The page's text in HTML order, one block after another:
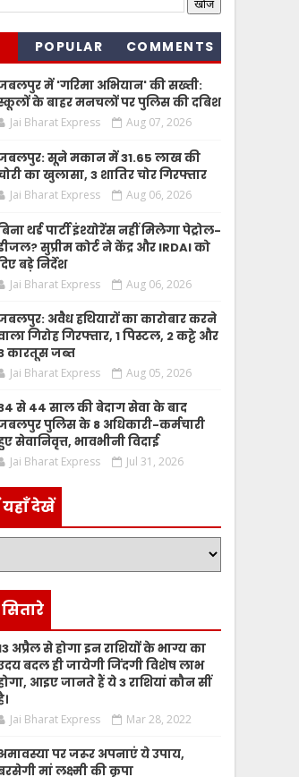
POPULAR COMMENTS
में 'गरिमा अभियान' की सख्ती:
के बाहर मनचलों पर पुलिस की दबिश
Jai Bharat Express Aug 07, 2026
सूने मकान में 31.65 लाख की
का खुलासा, 3 शातिर चोर गिरफ्तार
Jai Bharat Express Aug 06, 2026
थर्ड पार्टी इंश्योरेंस नहीं मिलेगा पेट्रोल-
सुप्रीम कोर्ट ने केंद्र और IRDAI को
बड़े निर्देश
Jai Bharat Express Aug 06, 2026
अवैध हथियारों का कारोबार करने
गिरोह गिरफ्तार, 1 पिस्टल, 2 कट्टे और
कारतूस जब्त
Jai Bharat Express Aug 05, 2026
से 44 साल की बेदाग सेवा के बाद
पुलिस के 8 अधिकारी-कर्मचारी
सेवानिवृत्त, भावभीनी विदाई
Jai Bharat Express Jul 31, 2026
यहाँ देखें
अप्रैल से होगा इन राशियों के भाग्य का
बदल ही जायेगी जिंदगी विशेष लाभ
आइए जानते हैं ये 3 राशियां कौन सीं
Jai Bharat Express Mar 28, 2022
पर जरूर अपनाएं ये उपाय,
मां लक्ष्मी की कृपा